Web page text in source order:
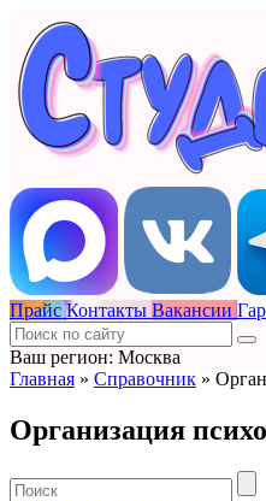
Прайс Контакты Вакансии
Ваш регион: Москва
Главная » Справочник »
Организация